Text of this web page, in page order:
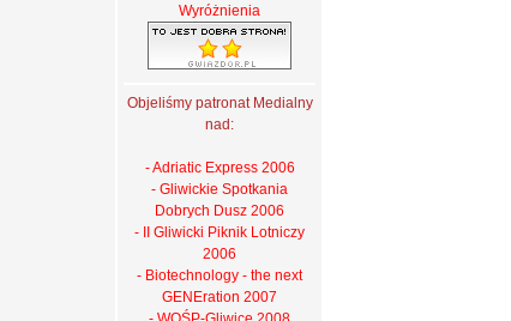
Wyróżnienia
Objeliśmy patronat Medialny
nad:
- Adriatic Express 2006
- Gliwickie Spotkania
Dobrych Dusz 2006
- II Gliwicki Piknik Lotniczy
2006
- Biotechnology - the next
GENEration 2007